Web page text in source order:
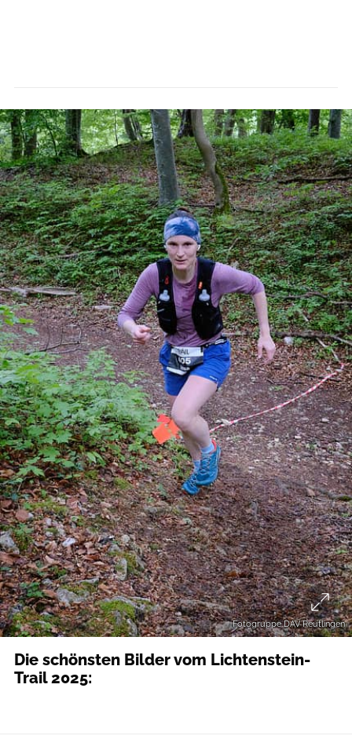
Fotogruppe DAV Reutlingen
Die schönsten Bilder vom Lichtenstein-
Trail 2025: